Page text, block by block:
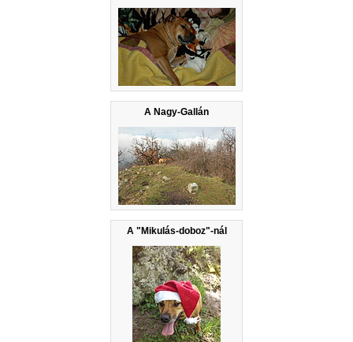
A Nagy-Gallán
A "Mikulás-doboz"-nál